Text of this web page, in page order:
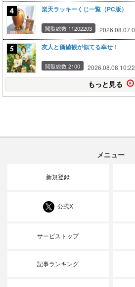
楽天ラッキーくじ一覧（PC版）
閲覧総数 11202203 2026.08.07
友人と価値観が似てる幸せ！
閲覧総数 2100 2026.08.08 10:22
もっと見る
メニュー
新規登録
公式X
サービストップ
記事ランキング